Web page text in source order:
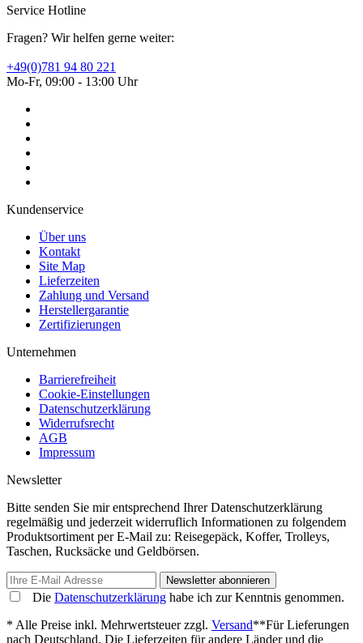
Service Hotline
Fragen? Wir helfen gerne weiter:
+49(0)781 94 80 221
Mo-Fr, 09:00 - 13:00 Uhr
Kundenservice
Über uns
Kontakt
Site Map
Lieferzeiten
Zahlung und Versand
Herstellergarantie
Zertifizierungen
Unternehmen
Barrierefreiheit
Cookie-Einstellungen
Datenschutzerklärung
Widerrufsrecht
AGB
Impressum
Newsletter
Bitte senden Sie mir entsprechend Ihrer Datenschutzerklärung
regelmäßig und jederzeit widerruflich Informationen zu folgendem
Produktsortiment per E-Mail zu: Reisegepäck, Koffer, Trolleys,
Taschen, Rucksäcke und Geldbörsen.
Newsletter abonnieren
Die Datenschutzerklärung habe ich zur Kenntnis genommen.
* Alle Preise inkl. Mehrwertsteuer zzgl. Versand**Für Lieferungen
nach Deutschland. Die Lieferzeiten für andere Länder und die